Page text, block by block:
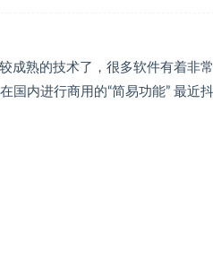
成熟的技术了，很多软件有着非
国内进行商用的“简易功能” 最近